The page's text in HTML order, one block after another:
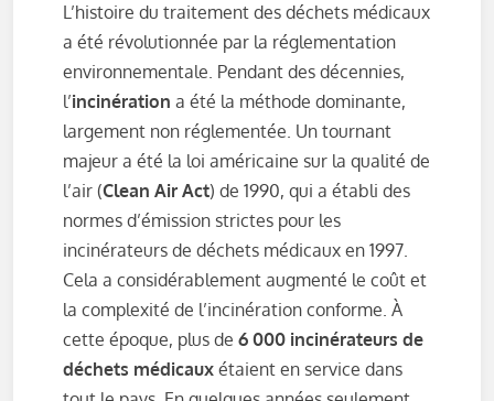
L’histoire du traitement des déchets médicaux
a été révolutionnée par la réglementation
environnementale. Pendant des décennies,
l’incinération a été la méthode dominante,
largement non réglementée. Un tournant
majeur a été la loi américaine sur la qualité de
l’air (Clean Air Act) de 1990, qui a établi des
normes d’émission strictes pour les
incinérateurs de déchets médicaux en 1997.
Cela a considérablement augmenté le coût et
la complexité de l’incinération conforme. À
cette époque, plus de 6 000 incinérateurs de
déchets médicaux étaient en service dans